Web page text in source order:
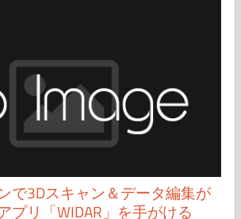
で3Dスキャン＆データ編集が
プリ「WIDAR」を手がける